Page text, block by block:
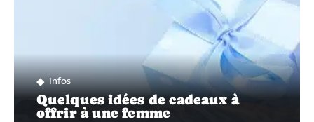
Infos
Quelques idées de cadeaux à
offrir à une femme